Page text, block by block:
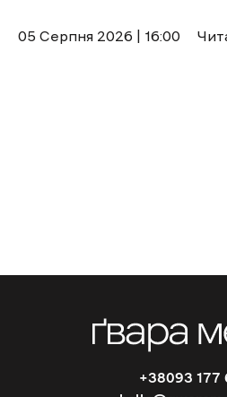
05 Cерпня 2026 | 16:00
+38093 177